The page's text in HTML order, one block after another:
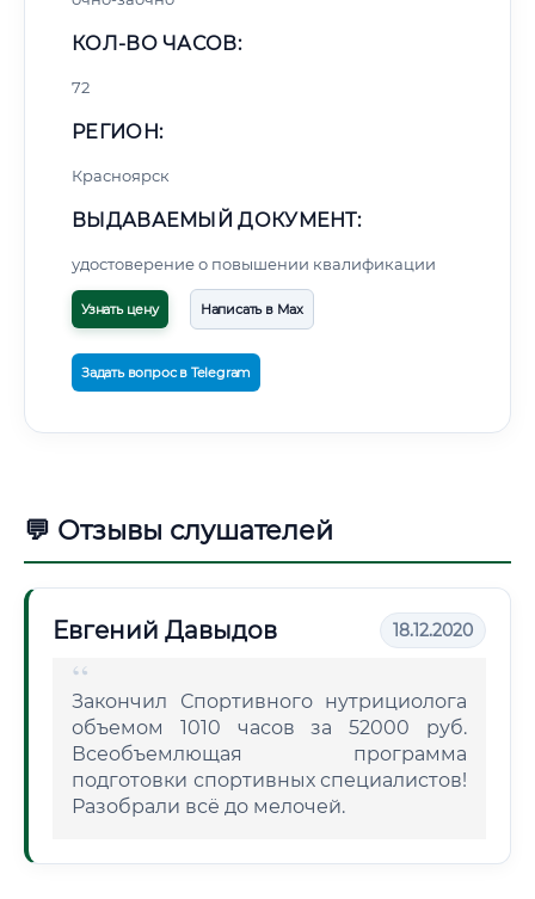
КОЛ-ВО ЧАСОВ:
72
РЕГИОН:
Красноярск
ВЫДАВАЕМЫЙ ДОКУМЕНТ:
удостоверение о повышении квалификации
Узнать цену Написать в Max
Задать вопрос в Telegram
💬 Отзывы слушателей
Евгений Давыдов 18.12.2020
Закончил Спортивного нутрициолога
объемом 1010 часов за 52000 руб.
Всеобъемлющая программа
подготовки спортивных специалистов!
Разобрали всё до мелочей.